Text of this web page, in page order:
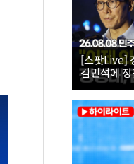
[스팟Live]
김민석에
당대표·최